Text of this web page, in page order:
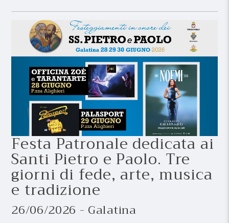
Festa Patronale dedicata ai
Santi Pietro e Paolo. Tre
giorni di fede, arte, musica
e tradizione
26/06/2026 - Galatina